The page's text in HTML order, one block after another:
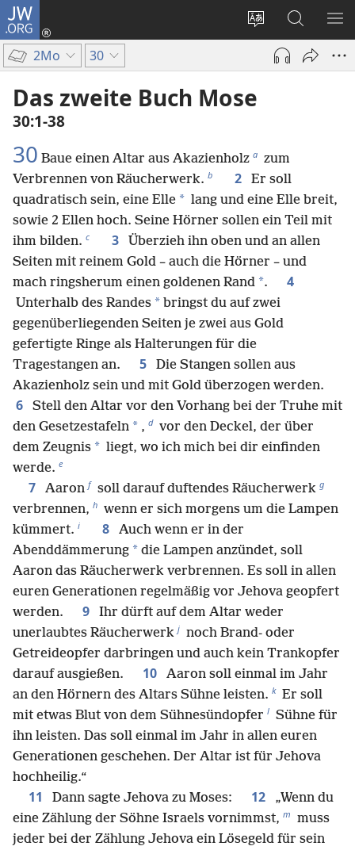
JW.ORG
Websitesprache
ändern
Anmelden
(öffnet
Fenster)
Suche
2Mo 30
Das zweite Buch Mose
30:1-38
30 Baue einen Altar aus Akazienholz a zum
Verbrennen von Räucherwerk. b 2
Er soll
quadratisch sein, eine Elle * lang und eine Elle breit,
sowie 2 Ellen hoch. Seine Hörner sollen ein Teil mit
ihm bilden. c 3
Überzieh ihn oben und an allen
Seiten mit reinem Gold – auch die Hörner – und
mach ringsherum einen goldenen Rand *. 4
Unterhalb des Randes * bringst du auf zwei
gegenüberliegenden Seiten je zwei aus Gold
gefertigte Ringe als Halterungen für die
Tragestangen an.
5
Die Stangen sollen aus
Akazienholz sein und mit Gold überzogen werden.
6
Stell den Altar vor den Vorhang bei der Truhe mit
den Gesetzestafeln * , d vor den Deckel, der über
dem Zeugnis * liegt, wo ich mich bei dir einfinden
werde. e
7 Aaron f soll darauf duftendes Räucherwerk g
verbrennen, h wenn er sich morgens um die Lampen
kümmert. i 8
Auch wenn er in der
Abenddämmerung * die Lampen anzündet, soll
Aaron das Räucherwerk verbrennen. Es soll in allen
euren Generationen regelmäßig vor Jehova geopfert
werden.
9
Ihr dürft auf dem Altar weder
unerlaubtes Räucherwerk j noch Brand- oder
Getreideopfer darbringen und auch kein Trankopfer
darauf ausgießen.
10
Aaron soll einmal im Jahr
an den Hörnern des Altars Sühne leisten. k Er soll
mit etwas Blut von dem Sühnesündopfer l Sühne für
ihn leisten. Das soll einmal im Jahr in allen euren
Generationen geschehen. Der Altar ist für Jehova
hochheilig.“
11 Dann sagte Jehova zu Moses: 12
„Wenn du
eine Zählung der Söhne Israels vornimmst, m muss
jeder bei der Zählung Jehova ein Lösegeld für sein